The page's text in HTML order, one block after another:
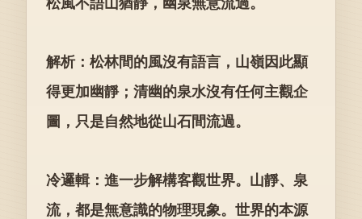
解析：松林間的風沒有語言，山嶺因此顯
得更加幽靜；清幽的泉水沒有任何主觀企
圖，只是自然地從山石間流過。
冷邏輯：進一步解構客觀世界。山靜、泉
流，都是無意識的物理現象。世界的本源